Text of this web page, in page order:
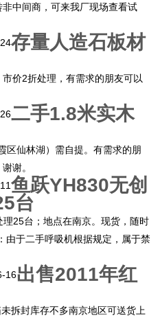
中间商，可来我厂现场查看试
存量人造石板材
价2折处理，有需求的朋友可以
二手1.8米实木
区仙林湖）需自提。有需求的朋
谢。
鱼跃YH830无创
台
25台；地点在南京。现货，随时
由于二手呼吸机根据规定，属于禁
16出售2011年红
拆封库存不多南京地区可送货上